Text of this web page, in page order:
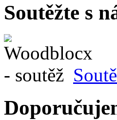
Soutěžte s